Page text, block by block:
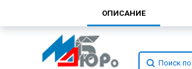
ОПИСАНИЕ